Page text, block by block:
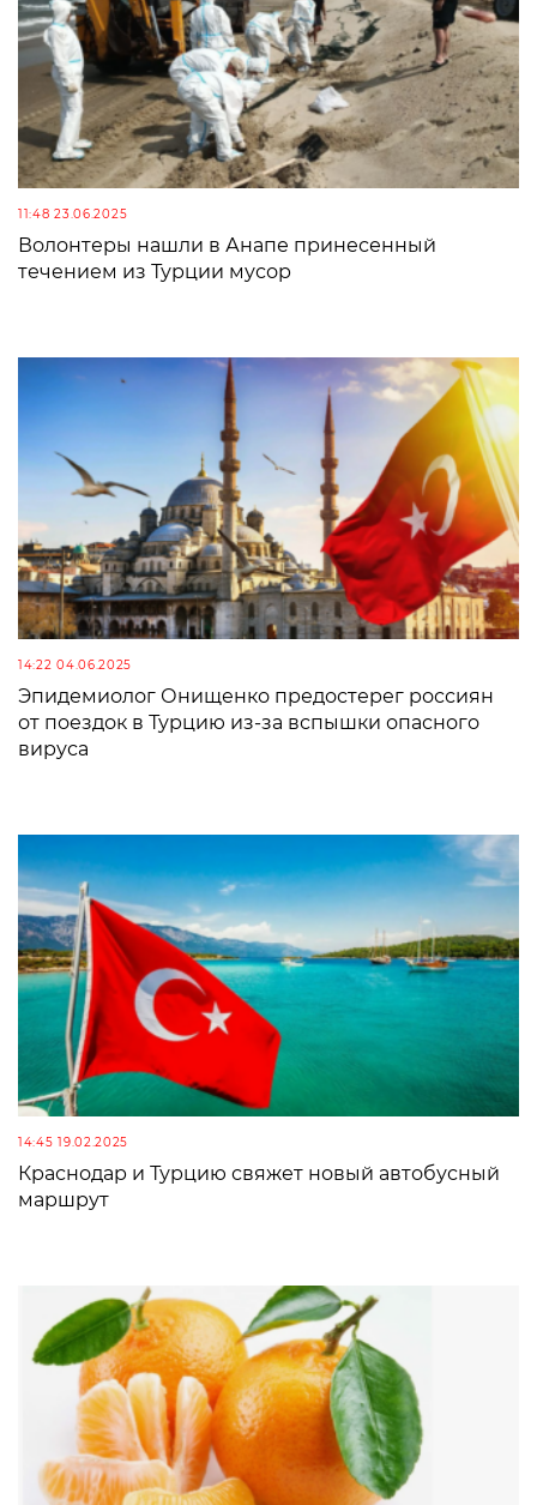
11:48 23.06.2025
Волонтеры нашли в Анапе принесенный
течением из Турции мусор
14:22 04.06.2025
Эпидемиолог Онищенко предостерег россиян
от поездок в Турцию из-за вспышки опасного
вируса
14:45 19.02.2025
Краснодар и Турцию свяжет новый автобусный
маршрут